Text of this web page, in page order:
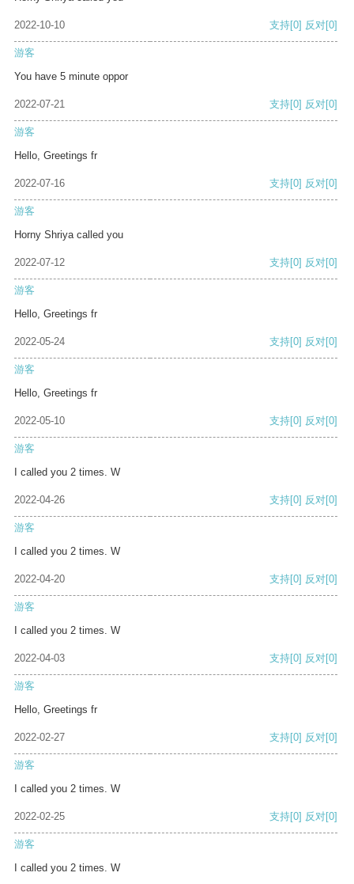
2022-10-10 支持[0] 反对[0]
游客
You have 5 minute oppor
2022-07-21 支持[0] 反对[0]
游客
Hello, Greetings fr
2022-07-16 支持[0] 反对[0]
游客
Horny Shriya called you
2022-07-12 支持[0] 反对[0]
游客
Hello, Greetings fr
2022-05-24 支持[0] 反对[0]
游客
Hello, Greetings fr
2022-05-10 支持[0] 反对[0]
游客
I called you 2 times. W
2022-04-26 支持[0] 反对[0]
游客
I called you 2 times. W
2022-04-20 支持[0] 反对[0]
游客
I called you 2 times. W
2022-04-03 支持[0] 反对[0]
游客
Hello, Greetings fr
2022-02-27 支持[0] 反对[0]
游客
I called you 2 times. W
2022-02-25 支持[0] 反对[0]
游客
I called you 2 times. W